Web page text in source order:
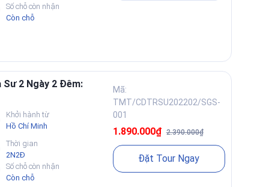
quy mô.
thay đổi. Saigon Star Travel thường áp dụng theo
đoàn.
Số chỗ còn nhận
Còn chỗ
2 Ngày 2 Đêm:
Khởi hành từ
Hồ Chí Minh
Thời gian
2N2Đ
Số chỗ còn nhận
Còn chỗ
Mã:
TMT/CDTRSU202202/SGS-
001
1.890.000₫2.390.000₫
Đặt Tour Ngay